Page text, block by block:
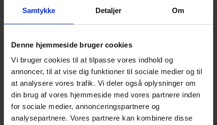
Samtykke Detaljer Om
Denne hjemmeside bruger cookies
Vi bruger cookies til at tilpasse vores indhold og
annoncer, til at vise dig funktioner til sociale medier og til
at analysere vores trafik. Vi deler også oplysninger om
din brug af vores hjemmeside med vores partnere inden
for sociale medier, annonceringspartnere og
analysepartnere. Vores partnere kan kombinere disse
herunder P.S. Krøyers enestående maleri ”Fra
Savværksejer Palle Nielsen fortalte om arbejdet med at
levere træ til genopførelsen,